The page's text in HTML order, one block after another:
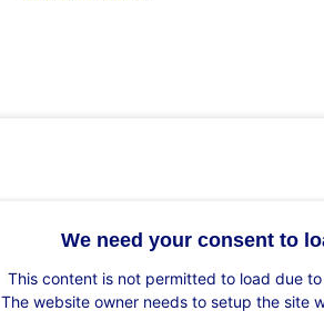
We need your consent to
This content is not permitted to load due
The website owner needs to setup the site